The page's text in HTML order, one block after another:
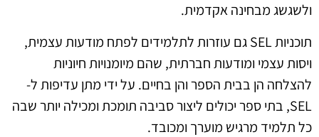
ולשגשג מבחינה אקדמית.
תוכניות SEL גם עוזרות לתלמידים לפתח מודעות עצמית,
ויסות עצמי ומודעות חברתית, שהם מיומנויות חיוניות
להצלחה הן בבית הספר והן בחיים. על ידי מתן עדיפות ל-
SEL, בתי ספר יכולים ליצור סביבה תומכת ומכילה יותר שבה
כל תלמיד מרגיש מוערך ומכובד.